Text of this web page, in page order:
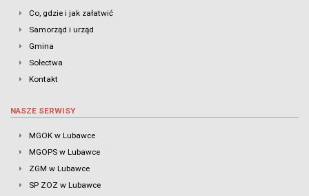
Co, gdzie i jak załatwić
Samorząd i urząd
Gmina
Sołectwa
Kontakt
NASZE SERWISY
MGOK w Lubawce
MGOPS w Lubawce
ZGM w Lubawce
SP ZOZ w Lubawce